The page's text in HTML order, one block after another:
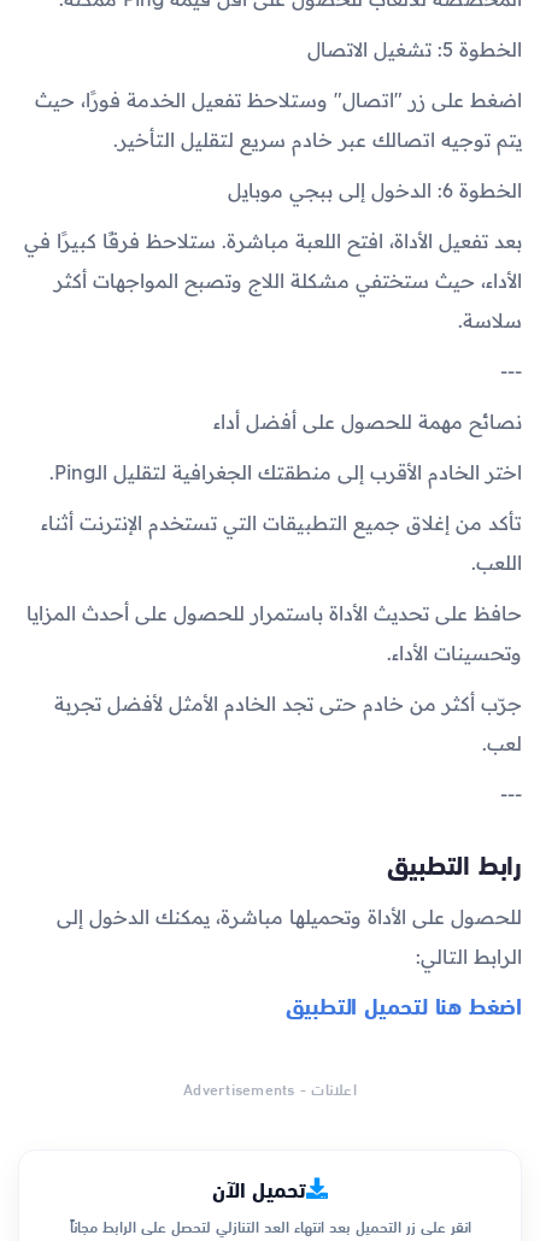
الخطوة 5: تشغيل الاتصال
اضغط على زر "اتصال" وستلاحظ تفعيل الخدمة فورًا، حيث
يتم توجيه اتصالك عبر خادم سريع لتقليل التأخير.
الخطوة 6: الدخول إلى ببجي موبايل
بعد تفعيل الأداة، افتح اللعبة مباشرة. ستلاحظ فرقًا كبيرًا في
الأداء، حيث ستختفي مشكلة اللاج وتصبح المواجهات أكثر
سلاسة.
---
نصائح مهمة للحصول على أفضل أداء
اختر الخادم الأقرب إلى منطقتك الجغرافية لتقليل الـPing.
تأكد من إغلاق جميع التطبيقات التي تستخدم الإنترنت أثناء
اللعب.
حافظ على تحديث الأداة باستمرار للحصول على أحدث المزايا
وتحسينات الأداء.
جرّب أكثر من خادم حتى تجد الخادم الأمثل لأفضل تجربة
لعب.
---
رابط التطبيق
للحصول على الأداة وتحميلها مباشرة، يمكنك الدخول إلى
الرابط التالي:
اضغط هنا لتحميل التطبيق
اعلانات - Advertisements
تحميل الآن
انقر على زر التحميل بعد انتهاء العد التنازلي لتحصل على الرابط مجاناً